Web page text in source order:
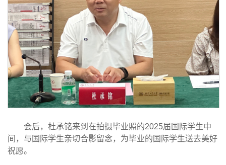
会后，杜承铭来到在拍摄毕业照的2025届国际学生中
间，与国际学生亲切合影留念，为毕业的国际学生送去美好
祝愿。